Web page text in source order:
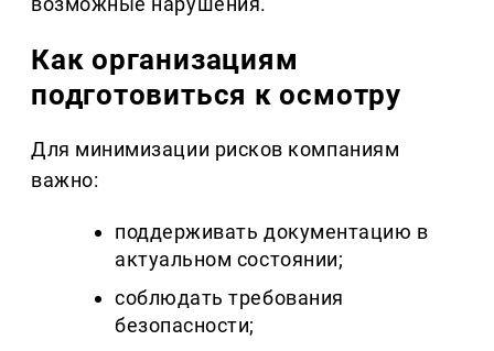
Как организациям
подготовиться к осмотру
Для минимизации рисков компаниям
важно:
поддерживать документацию в
актуальном состоянии;
соблюдать требования
безопасности;